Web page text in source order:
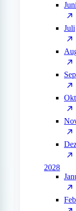
Juni
Juli
2028